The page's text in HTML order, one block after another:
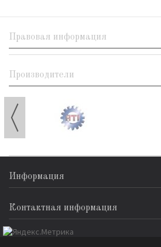
Правовая информация
Производители
Информация
Контактная информация